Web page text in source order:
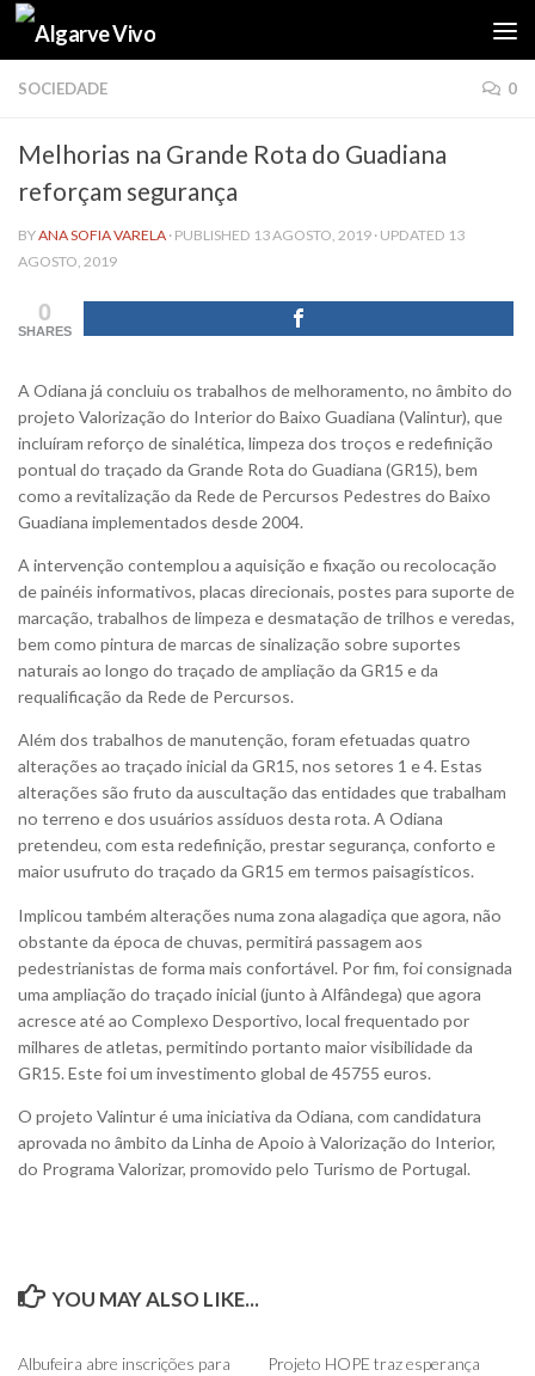
Skip to content
SOCIEDADE 0
Melhorias na Grande Rota do Guadiana
reforçam segurança
BYANA SOFIA VARELA · PUBLISHED 13 AGOSTO, 2019 · UPDATED 13
AGOSTO, 2019
0
SHARES
A Odiana já concluiu os trabalhos de melhoramento, no âmbito do
projeto Valorização do Interior do Baixo Guadiana (Valintur), que
incluíram reforço de sinalética, limpeza dos troços e redefinição
pontual do traçado da Grande Rota do Guadiana (GR15), bem
como a revitalização da Rede de Percursos Pedestres do Baixo
Guadiana implementados desde 2004.
A intervenção contemplou a aquisição e fixação ou recolocação
de painéis informativos, placas direcionais, postes para suporte de
marcação, trabalhos de limpeza e desmatação de trilhos e veredas,
bem como pintura de marcas de sinalização sobre suportes
naturais ao longo do traçado de ampliação da GR15 e da
requalificação da Rede de Percursos.
Além dos trabalhos de manutenção, foram efetuadas quatro
alterações ao traçado inicial da GR15, nos setores 1 e 4. Estas
alterações são fruto da auscultação das entidades que trabalham
no terreno e dos usuários assíduos desta rota. A Odiana
pretendeu, com esta redefinição, prestar segurança, conforto e
maior usufruto do traçado da GR15 em termos paisagísticos.
Implicou também alterações numa zona alagadiça que agora, não
obstante da época de chuvas, permitirá passagem aos
pedestrianistas de forma mais confortável. Por fim, foi consignada
uma ampliação do traçado inicial (junto à Alfândega) que agora
acresce até ao Complexo Desportivo, local frequentado por
milhares de atletas, permitindo portanto maior visibilidade da
GR15. Este foi um investimento global de 45755 euros.
O projeto Valintur é uma iniciativa da Odiana, com candidatura
aprovada no âmbito da Linha de Apoio à Valorização do Interior,
do Programa Valorizar, promovido pelo Turismo de Portugal.
YOU MAY ALSO LIKE...
Albufeira abre inscrições para
Projeto HOPE traz esperança